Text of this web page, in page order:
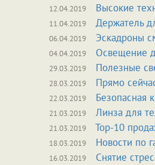
12.04.2019 Высокие
11.04.2019 Держатель
06.04.2019 Эскадроны
04.04.2019 Освещение
29.03.2019 Полезные
28.03.2019 Прямо
22.03.2019 Безопасная
21.03.2019 Линза для
21.03.2019 Top-10
18.03.2019 Новости по
16.03.2019 Снятие